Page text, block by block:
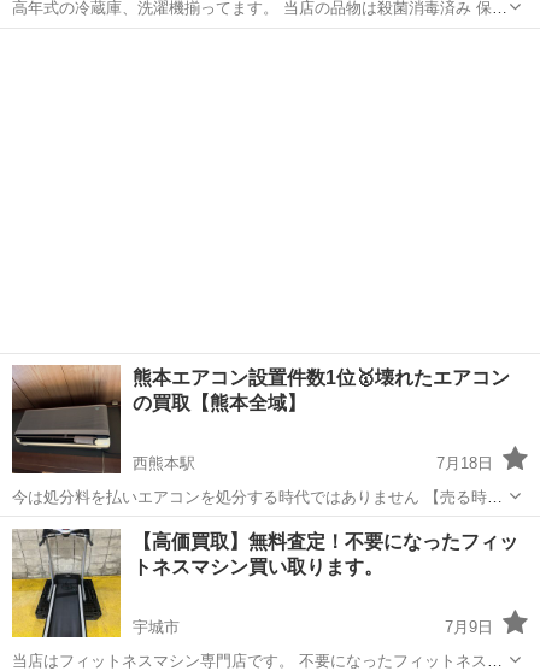
高年式の冷蔵庫、洗濯機揃ってます。 当店の品物は殺菌消毒済み 保証
期間6ヶ月間 数に限りがございます 良い品物はお早めに 熊本リサイク
熊本エアコン設置件数1位🥇壊れたエアコン
の買取【熊本全域】
西熊本駅
7月18日
今は処分料を払いエアコンを処分する時代ではありません 【売る時
代】です✨ 壊れたエアコンから現在生産不可能なエアコンの修理用部
品が入っています。 不要なエアコンを売って、エアコンが壊れて治し
たい方の救世主にあたなもなりません...
熊本 熊本市 西熊本駅 リサイクルショップ 買取
【高価買取】無料査定！不要になったフィッ
トネスマシン買い取ります。
宇城市
7月9日
当店はフィットネスマシン専門店です。 不要になったフィットネスマ